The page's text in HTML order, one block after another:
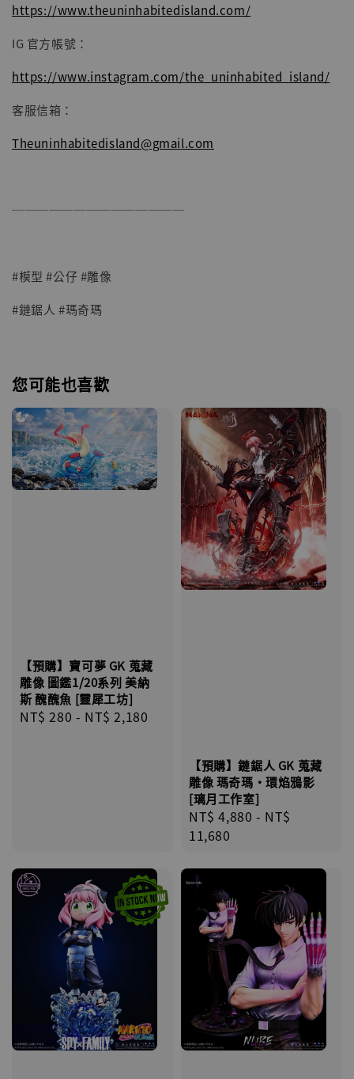
https://www.theuninhabitedisland.com/
IG 官方帳號：
https://www.instagram.com/the_uninhabited_island/
客服信箱：
Theuninhabitedisland@gmail.com
──────────────
#模型 #公仔 #雕像
#鏈鋸人 #瑪奇瑪
您可能也喜歡
【預購】寶可夢 GK 蒐藏
雕像 圖鑑1/20系列 美納
斯 醜醜魚 [靈犀工坊]
Regular
NT$ 280 - NT$ 2,180
【預購】鏈鋸人 GK 蒐藏
雕像 瑪奇瑪·環焰鴉影
[璃月工作室]
Regular
price
NT$ 4,880 - NT$
11,680